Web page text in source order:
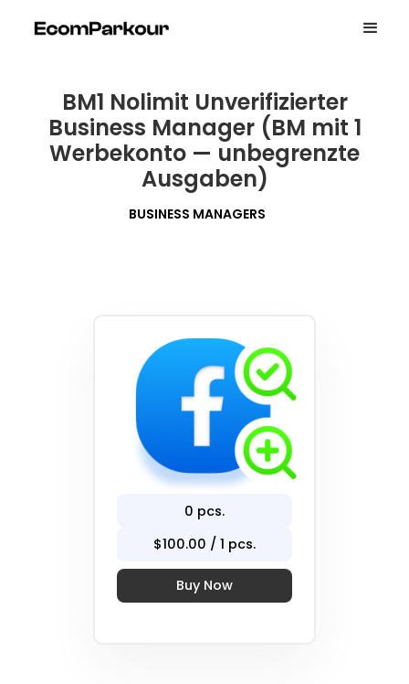
BM1 Nolimit Unverifizierter
Business Manager (BM mit 1
Werbekonto — unbegrenzte
Ausgaben)
BUSINESS MANAGERS
0 pcs.
$100.00 / 1 pcs.
Buy Now